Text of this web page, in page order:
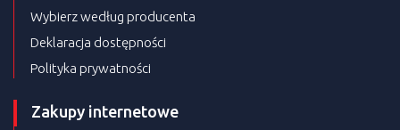
Wybierz według producenta
Deklaracja dostępności
Polityka prywatności
Zakupy internetowe